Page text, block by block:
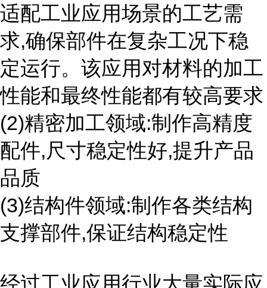
适配工业应用场景的工艺需
求,确保部件在复杂工况下稳
定运行。该应用对材料的加工
性能和最终性能都有较高要求
(2)精密加工领域:制作高精度
配件,尺寸稳定性好,提升产品
品质
(3)结构件领域:制作各类结构
支撑部件,保证结构稳定性
经过工业应用行业大量实际应